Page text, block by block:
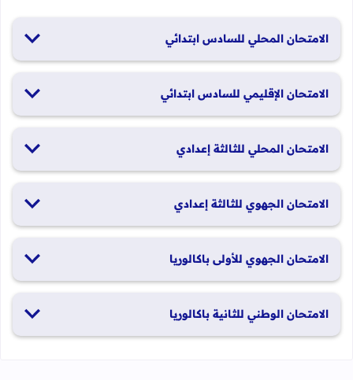
الامتحان المحلي للسادس ابتدائي
الامتحان الإقليمي للسادس ابتدائي
الامتحان المحلي للثالثة إعدادي
الامتحان الجهوي للثالثة إعدادي
الامتحان الجهوي للأولى باكالوريا
2026
الامتحان الوطني للثانية باكالوريا